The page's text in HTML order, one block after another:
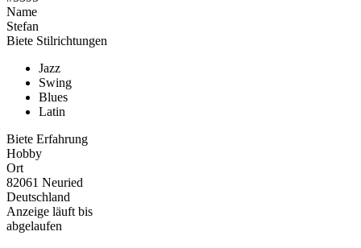
Name
Stefan
Biete Stilrichtungen
Jazz
Swing
Blues
Latin
Biete Erfahrung
Hobby
Ort
82061 Neuried
Deutschland
Anzeige läuft bis
abgelaufen